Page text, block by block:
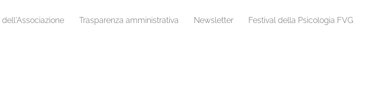
dell'Associazione Trasparenza amministrativa Newsletter Festival della Psicologia FVG